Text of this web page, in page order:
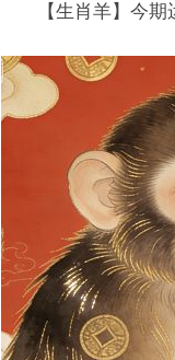
【生肖羊】今期